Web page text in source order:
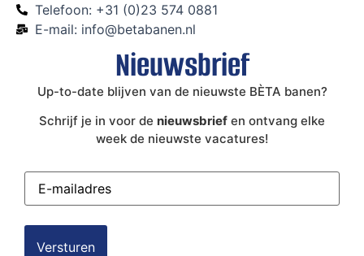
Telefoon: +31 (0)23 574 0881
E-mail: info@betabanen.nl
Nieuwsbrief
Up-to-date blijven van de nieuwste BÈTA banen?
Schrijf je in voor de nieuwsbrief en ontvang elke
week de nieuwste vacatures!
E-
mailadres(Vereist)